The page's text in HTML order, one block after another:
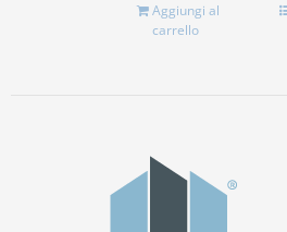
Aggiungi al
carrello